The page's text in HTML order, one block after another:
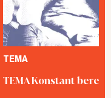
TEMA
TEMA Konstant